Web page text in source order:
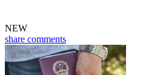
NEW
share comments